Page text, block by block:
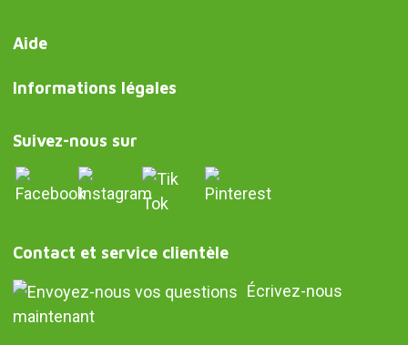
Aide
Informations légales
Suivez-nous sur
Contact et service clientèle
Écrivez-nous
maintenant